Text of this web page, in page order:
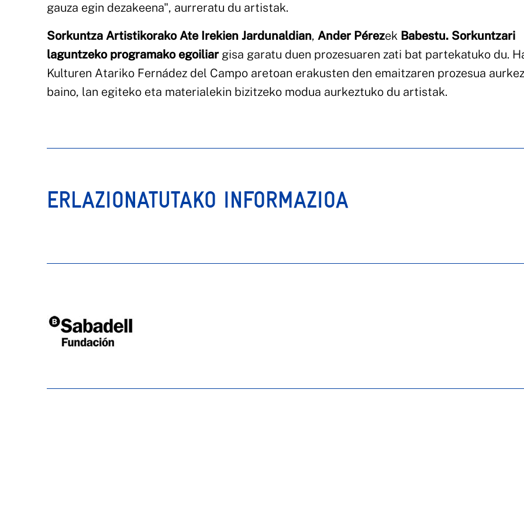
gauza egin dezakeena", aurreratu du artistak.
Sorkuntza Artistikorako Ate Irekien Jardunaldian, Ander Pérezek Babestu. Sorkuntzari
laguntzeko programako egoiliargisa garatu duen prozesuaren zati bat partekatuko du.
Kulturen Atariko Fernádez del Campo aretoan erakusten den emaitzaren prozesua
baino, lan egiteko eta materialekin bizitzeko modua aurkeztuko du artistak.
ERLAZIONATUTAKO INFORMAZIOA